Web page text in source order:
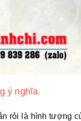
ý nghĩa.
rỏi là hình tượng